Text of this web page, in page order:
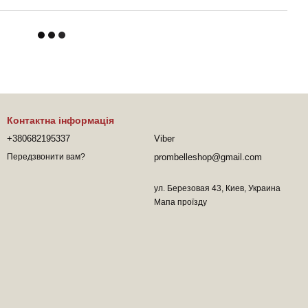
Контактна інформація
+380682195337
Передзвонити вам?
Viber
prombelleshop@gmail.com
ул. Березовая 43, Киев, Украина
Мапа проїзду